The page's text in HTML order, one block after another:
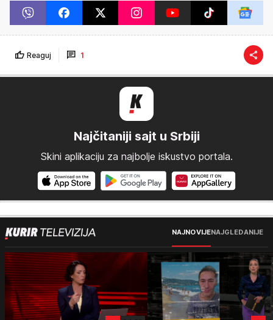
Reaguj 1
Najčitaniji sajt u Srbiji
Skini aplikaciju za najbolje iskustvo portala.
NAJNOVIJENAJGLEDANIJE